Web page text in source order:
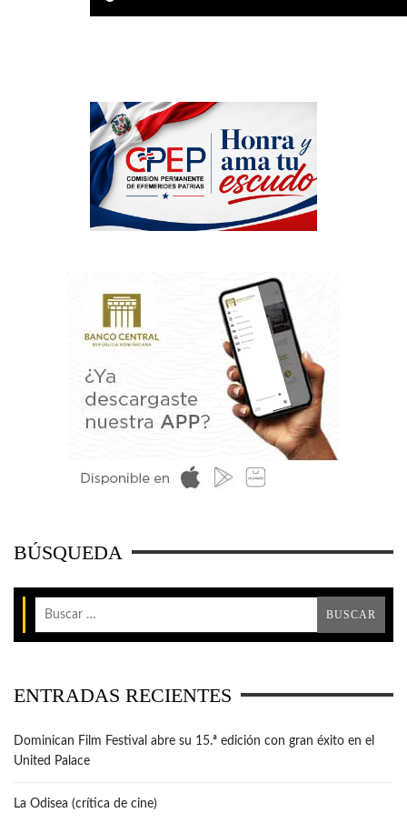
BÚSQUEDA
ENTRADAS RECIENTES
Dominican Film Festival abre su 15.ª edición con gran éxito en el
United Palace
La Odisea (crítica de cine)